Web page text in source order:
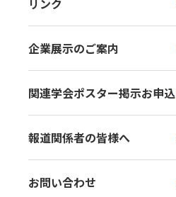
リンク
企業展示のご案内
関連学会ポスター掲示お申込
報道関係者の皆様へ
お問い合わせ